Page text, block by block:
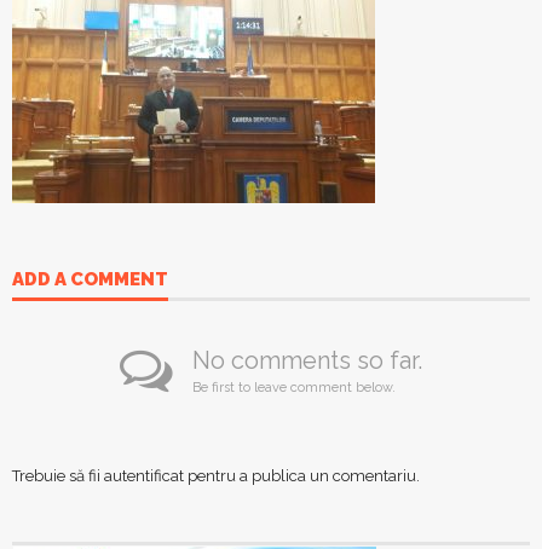
ADD A COMMENT
No comments so far.
Be first to leave comment below.
Trebuie să fii autentificat pentru a publica un comentariu.